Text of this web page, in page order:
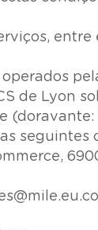
entre
de Lyon
(doravante:
seguintes